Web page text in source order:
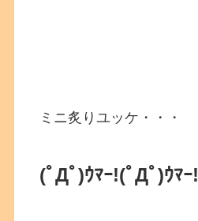
ミニ炙りユッケ・・・
(ﾟДﾟ)ｳﾏｰ!(ﾟДﾟ)ｳﾏｰ!